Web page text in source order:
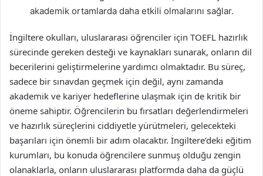
akademik ortamlarda daha etkili olmalarını sağlar.
İngiltere okulları, uluslararası öğrenciler için TOEFL hazırlık
sürecinde gereken desteği ve kaynakları sunarak, onların dil
becerilerini geliştirmelerine yardımcı olmaktadır. Bu süreç,
sadece bir sınavdan geçmek için değil, aynı zamanda
akademik ve kariyer hedeflerine ulaşmak için de kritik bir
öneme sahiptir. Öğrencilerin bu fırsatları değerlendirmeleri
ve hazırlık süreçlerini ciddiyetle yürütmeleri, gelecekteki
başarıları için önemli bir adım olacaktır. İngiltere’deki eğitim
kurumları, bu konuda öğrencilere sunmuş olduğu zengin
olanaklarla, onların uluslararası platformda daha da güçlü